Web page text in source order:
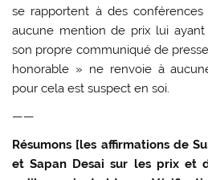
se rapportent à des conférences
aucune mention de prix lui
son propre communiqué de
honorable » ne renvoie à
pour cela est suspect en soi.
——
Résumons [les affirmations de
et Sapan Desai sur les prix et